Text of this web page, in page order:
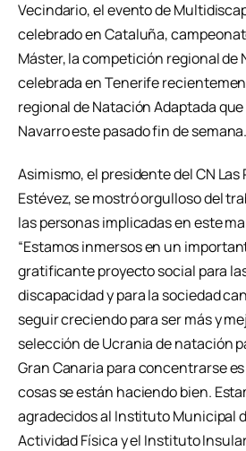
Vecindario, el evento de
celebrado en Cataluña,
Máster, la competición regional de
celebrada en Tenerife
regional de Natación Adaptada
Navarro este pasado fin de semana.
Asimismo, el presidente del CN Las
Estévez, se mostró orgulloso del
las personas implicadas en este
“Estamos inmersos en un
gratificante proyecto social para
discapacidad y para la sociedad
seguir creciendo para ser más y
selección de Ucrania de natación
Gran Canaria para concentrarse
cosas se están haciendo bien.
agradecidos al Instituto Municipal
Actividad Física y el Instituto